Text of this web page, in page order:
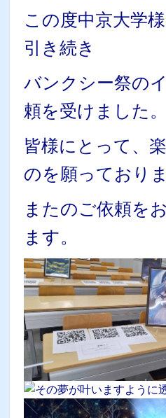
この度中京大学
引き続き
バンクシー祭の
頼を受けました。
皆様にとって、
のを願っておりま
またのご依頼を
ます。